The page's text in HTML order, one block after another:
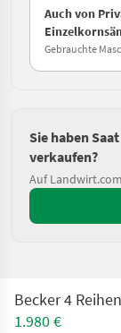
Auch von
Gebrauchte
Sie haben
verkaufen?
Auf
1.980 €